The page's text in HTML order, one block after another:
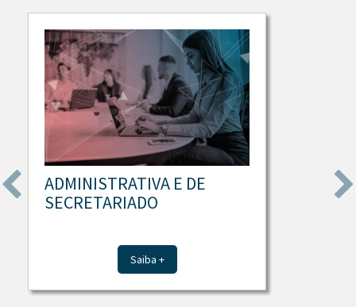
ADMINISTRATIVA E DE
SECRETARIADO
Saiba +